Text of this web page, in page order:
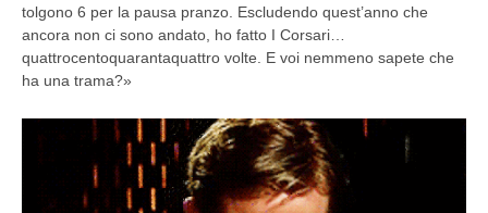
tolgono 6 per la pausa pranzo. Escludendo quest’anno che
ancora non ci sono andato, ho fatto I Corsari…
quattrocentoquarantaquattro volte. E voi nemmeno sapete che
ha una trama?»